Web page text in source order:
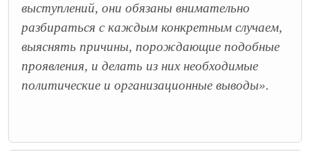
выступлений, они обязаны внимательно
разбираться с каждым конкретным случаем,
выяснять причины, порождающие подобные
проявления, и делать из них необходимые
политические и организационные выводы».